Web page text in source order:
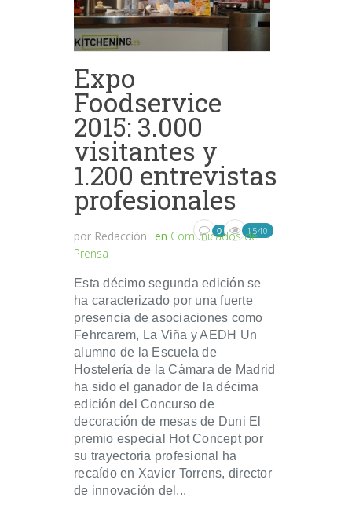
Expo
Foodservice
2015: 3.000
visitantes y
1.200 entrevistas
profesionales
por Redacción en Comunicados de
Prensa
0 1540
Esta décimo segunda edición se
ha caracterizado por una fuerte
presencia de asociaciones como
Fehrcarem, La Viña y AEDH Un
alumno de la Escuela de
Hostelería de la Cámara de Madrid
ha sido el ganador de la décima
edición del Concurso de
decoración de mesas de Duni El
premio especial Hot Concept por
su trayectoria profesional ha
recaído en Xavier Torrens, director
de innovación del...